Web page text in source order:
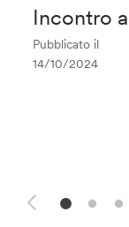
Incontro
Pubblicato il
14/10/2024